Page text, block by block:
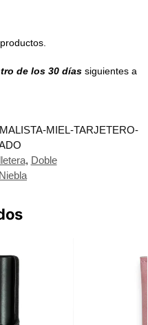
de los 30 días siguientes a
MIEL-TARJETERO-
, Doble
Niebla